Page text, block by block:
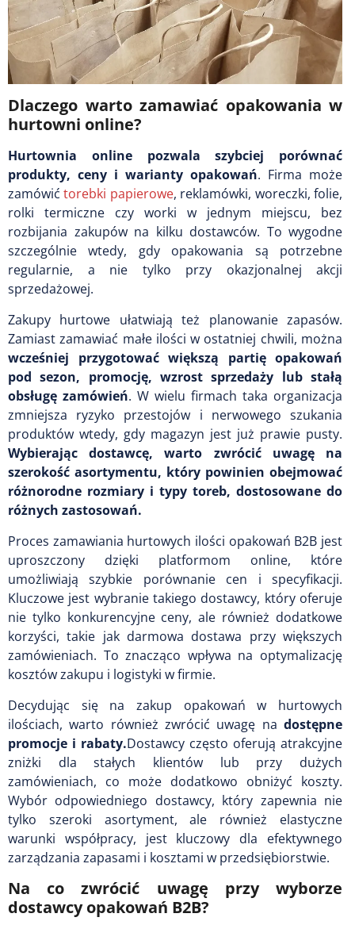
Dlaczego warto zamawiać opakowania w
hurtowni online?
Hurtownia online pozwala szybciej porównać
produkty, ceny i warianty opakowań. Firma może
zamówićtorebki papierowe, reklamówki, woreczki, folie,
rolki termiczne czy worki w jednym miejscu, bez
rozbijania zakupów na kilku dostawców. To wygodne
szczególnie wtedy, gdy opakowania są potrzebne
regularnie, a nie tylko przy okazjonalnej akcji
sprzedażowej.
Zakupy hurtowe ułatwiają też planowanie zapasów.
Zamiast zamawiać małe ilości w ostatniej chwili, można
wcześniej przygotować większą partię opakowań
pod sezon, promocję, wzrost sprzedaży lub stałą
obsługę zamówień. W wielu firmach taka organizacja
zmniejsza ryzyko przestojów i nerwowego szukania
produktów wtedy, gdy magazyn jest już prawie pusty.
Wybierając dostawcę, warto zwrócić uwagę na
szerokość asortymentu, który powinien obejmować
różnorodne rozmiary i typy toreb, dostosowane do
różnych zastosowań.
Proces zamawiania hurtowych ilości opakowań B2B jest
uproszczony dzięki platformom online, które
umożliwiają szybkie porównanie cen i specyfikacji.
Kluczowe jest wybranie takiego dostawcy, który oferuje
nie tylko konkurencyjne ceny, ale również dodatkowe
korzyści, takie jak darmowa dostawa przy większych
zamówieniach. To znacząco wpływa na optymalizację
kosztów zakupu i logistyki w firmie.
Decydując się na zakup opakowań w hurtowych
ilościach, warto również zwrócić uwagę na dostępne
promocje i rabaty.Dostawcy często oferują atrakcyjne
zniżki dla stałych klientów lub przy dużych
zamówieniach, co może dodatkowo obniżyć koszty.
Wybór odpowiedniego dostawcy, który zapewnia nie
tylko szeroki asortyment, ale również elastyczne
warunki współpracy, jest kluczowy dla efektywnego
zarządzania zapasami i kosztami w przedsiębiorstwie.
Na co zwrócić uwagę przy wyborze
dostawcy opakowań B2B?